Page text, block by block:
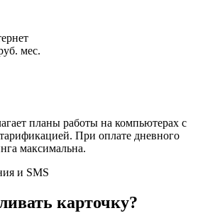
мес.
планы работы на компьютерах с
При оплате дневного
максимальна.
и SMS
карточку?